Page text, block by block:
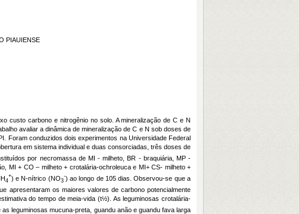
PIAUIENSE
custo carbono e nitrogênio no solo. A mineralização de C e N
avaliar a dinâmica de mineralização de C e N sob doses de
Foram conduzidos dois experimentos na Universidade Federal
em sistema individual e duas consorciadas, três doses de
por necromassa de MI - milheto, BR - braquiária, MP -
MI + CO – milheto + crotalária-ochroleuca e MI+ CS- milheto +
4
+) e N-nítrico (NO3
-) ao longo de 105 dias. Observou-se que a
apresentaram os maiores valores de carbono potencialmente
do tempo de meia-vida (t½). As leguminosas crotalária-
leguminosas mucuna-preta, guandu anão e guandu fava larga